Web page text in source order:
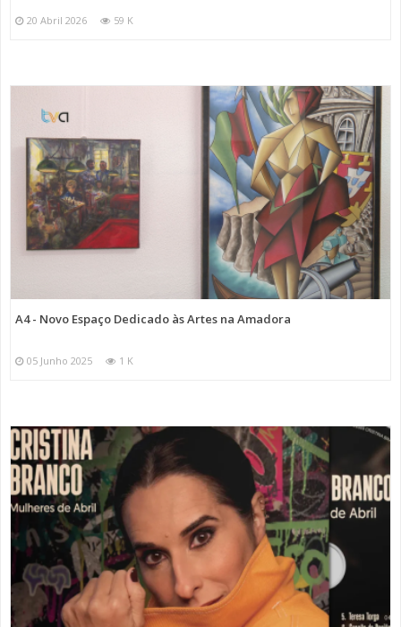
20 Abril 2026 59 K
A4 - Novo Espaço Dedicado às Artes na Amadora
05 Junho 2025 1 K